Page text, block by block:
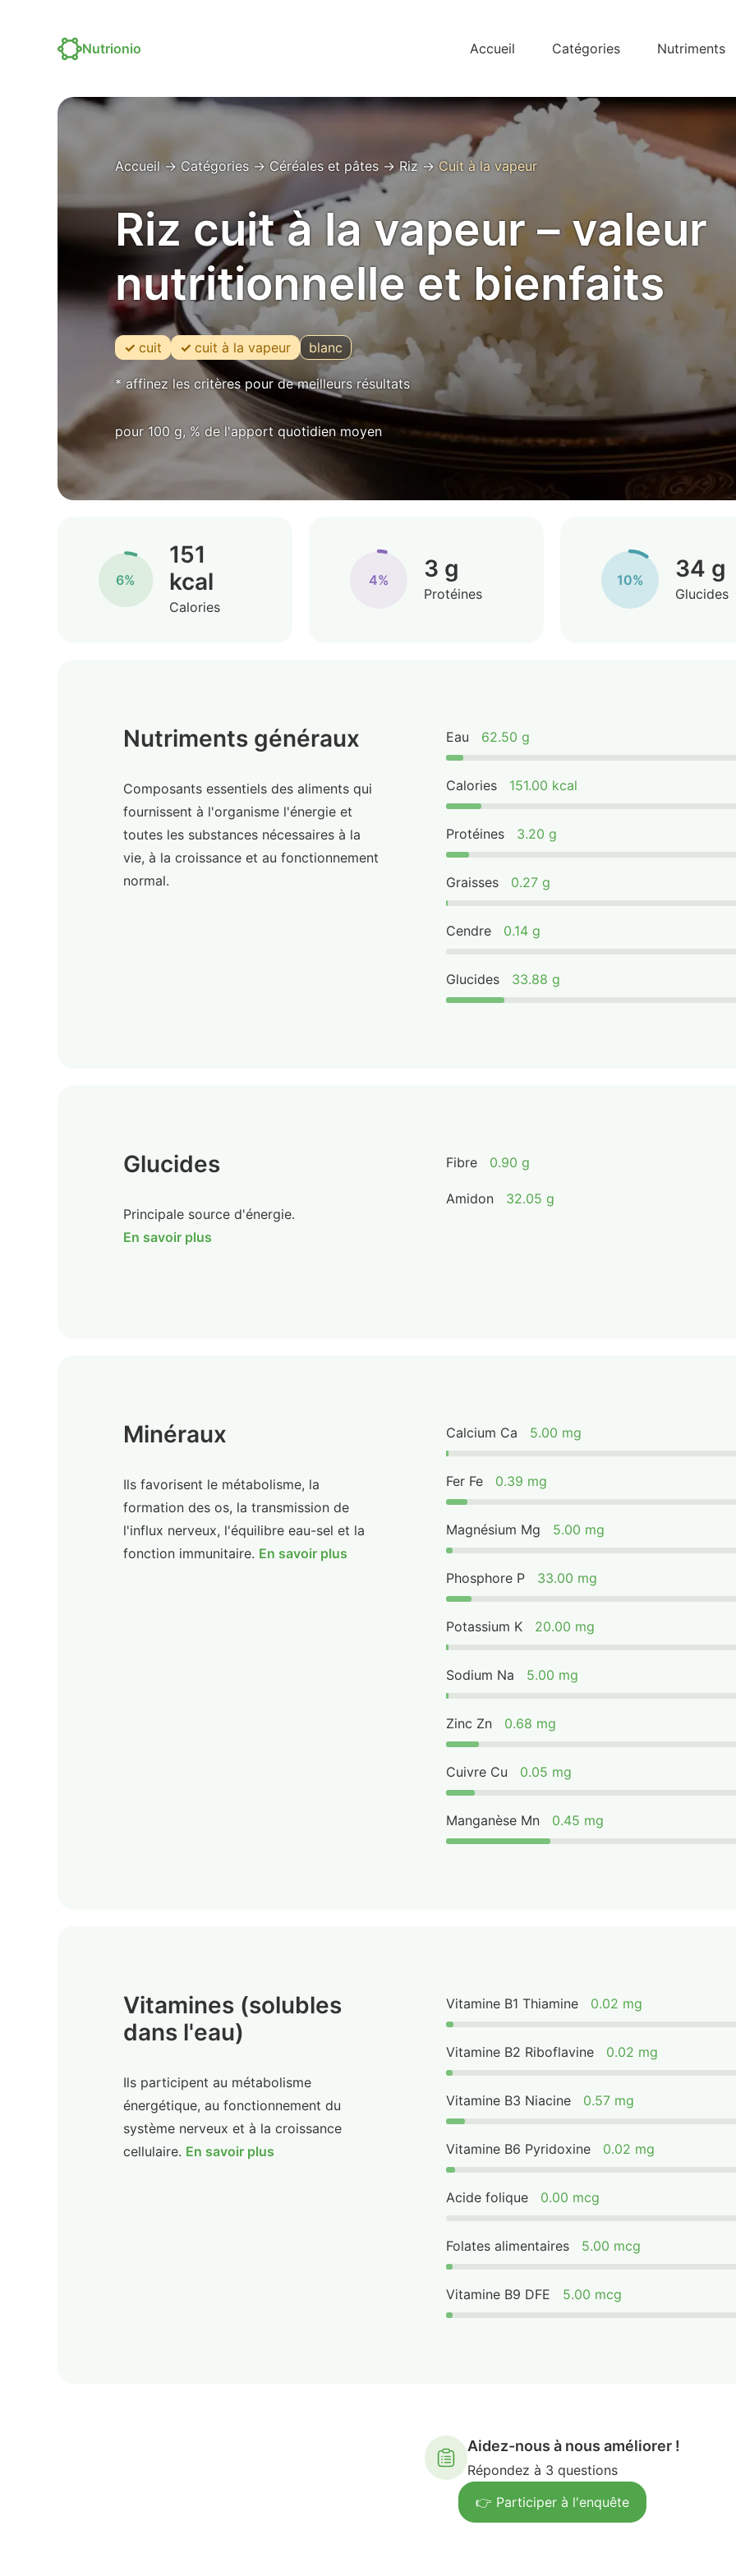
Nutrionio Accueil Catégories Nutriments
Accueil→ Catégories → Céréales et pâtes →Riz → Cuit à la vapeur
Riz cuit à la vapeur – valeur
nutritionnelle et bienfaits
cuit cuit à la vapeur blanc
* affinez les critères pour de meilleurs résultats
pour 100 g, % de l'apport quotidien moyen
6%
151
kcal
Calories
4% 3 g
Protéines
10% 34 g
Glucides
Nutriments généraux
Composants essentiels des aliments qui
fournissent à l'organisme l'énergie et
toutes les substances nécessaires à la
vie, à la croissance et au fonctionnement
normal.
Eau 62.50 g
Calories 151.00 kcal
Protéines 3.20 g
Graisses 0.27 g
Cendre 0.14 g
Glucides 33.88 g
Glucides
Principale source d'énergie.
En savoir plus
Fibre 0.90 g
Amidon 32.05 g
Minéraux
Ils favorisent le métabolisme, la
formation des os, la transmission de
l'influx nerveux, l'équilibre eau-sel et la
fonction immunitaire. En savoir plus
Calcium Ca 5.00 mg
Fer Fe 0.39 mg
Magnésium Mg 5.00 mg
Phosphore P 33.00 mg
Potassium K 20.00 mg
Sodium Na 5.00 mg
Zinc Zn 0.68 mg
Cuivre Cu 0.05 mg
Manganèse Mn 0.45 mg
Vitamines (solubles
dans l'eau)
Ils participent au métabolisme
énergétique, au fonctionnement du
système nerveux et à la croissance
cellulaire. En savoir plus
Vitamine B1 Thiamine 0.02 mg
Vitamine B2 Riboflavine 0.02 mg
Vitamine B3 Niacine 0.57 mg
Vitamine B6 Pyridoxine 0.02 mg
Acide folique 0.00 mcg
Folates alimentaires 5.00 mcg
Vitamine B9 DFE 5.00 mcg
Aidez-nous à nous améliorer !
Répondez à 3 questions
👉 Participer à l'enquête